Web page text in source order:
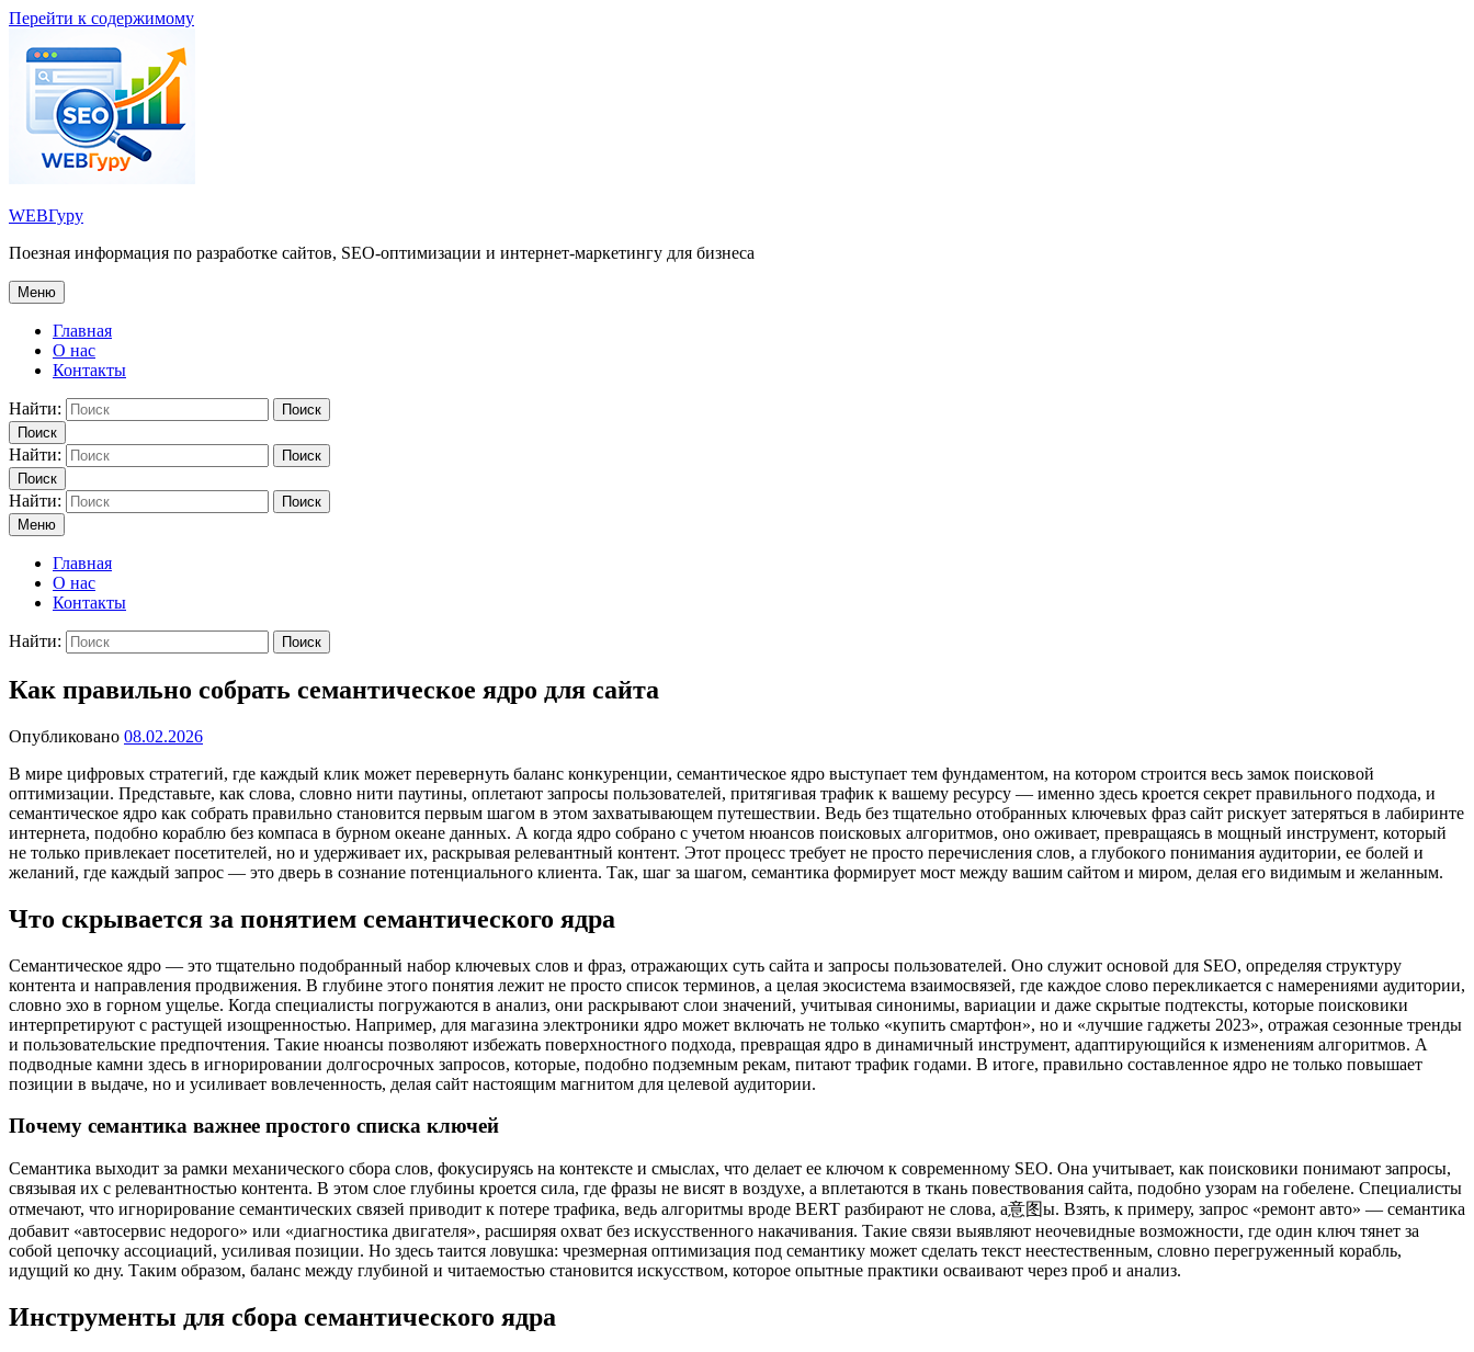
Перейти к содержимому
WEBГуру
Поезная информация по разработке сайтов, SEO-оптимизации и интернет-маркетингу для бизнеса
Меню
Главная
О нас
Контакты
Найти:
Поиск
Поиск
Найти:
Поиск
Поиск
Найти:
Поиск
Меню
Главная
О нас
Контакты
Найти: Поиск
Как правильно собрать семантическое ядро для сайта
Опубликовано 08.02.2026
В мире цифровых стратегий, где каждый клик может перевернуть баланс конкуренции, семантическое ядро выступает тем фундаментом, на котором строится весь замок поисковой
оптимизации. Представьте, как слова, словно нити паутины, оплетают запросы пользователей, притягивая трафик к вашему ресурсу — именно здесь кроется секрет правильного подхода, и
семантическое ядро как собрать правильно становится первым шагом в этом захватывающем путешествии. Ведь без тщательно отобранных ключевых фраз сайт рискует затеряться в лабиринте
интернета, подобно кораблю без компаса в бурном океане данных. А когда ядро собрано с учетом нюансов поисковых алгоритмов, оно оживает, превращаясь в мощный инструмент, который
не только привлекает посетителей, но и удерживает их, раскрывая релевантный контент. Этот процесс требует не просто перечисления слов, а глубокого понимания аудитории, ее болей и
желаний, где каждый запрос — это дверь в сознание потенциального клиента. Так, шаг за шагом, семантика формирует мост между вашим сайтом и миром, делая его видимым и желанным.
Что скрывается за понятием семантического ядра
Семантическое ядро — это тщательно подобранный набор ключевых слов и фраз, отражающих суть сайта и запросы пользователей. Оно служит основой для SEO, определяя структуру
контента и направления продвижения. В глубине этого понятия лежит не просто список терминов, а целая экосистема взаимосвязей, где каждое слово перекликается с намерениями аудитории,
словно эхо в горном ущелье. Когда специалисты погружаются в анализ, они раскрывают слои значений, учитывая синонимы, вариации и даже скрытые подтексты, которые поисковики
интерпретируют с растущей изощренностью. Например, для магазина электроники ядро может включать не только «купить смартфон», но и «лучшие гаджеты 2023», отражая сезонные тренды
и пользовательские предпочтения. Такие нюансы позволяют избежать поверхностного подхода, превращая ядро в динамичный инструмент, адаптирующийся к изменениям алгоритмов. А
подводные камни здесь в игнорировании долгосрочных запросов, которые, подобно подземным рекам, питают трафик годами. В итоге, правильно составленное ядро не только повышает
позиции в выдаче, но и усиливает вовлеченность, делая сайт настоящим магнитом для целевой аудитории.
Почему семантика важнее простого списка ключей
Семантика выходит за рамки механического сбора слов, фокусируясь на контексте и смыслах, что делает ее ключом к современному SEO. Она учитывает, как поисковики понимают запросы,
связывая их с релевантностью контента. В этом слое глубины кроется сила, где фразы не висят в воздухе, а вплетаются в ткань повествования сайта, подобно узорам на гобелене. Специалисты
отмечают, что игнорирование семантических связей приводит к потере трафика, ведь алгоритмы вроде BERT разбирают не слова, а意图ы. Взять, к примеру, запрос «ремонт авто» — семантика
добавит «автосервис недорого» или «диагностика двигателя», расширяя охват без искусственного накачивания. Такие связи выявляют неочевидные возможности, где один ключ тянет за
собой цепочку ассоциаций, усиливая позиции. Но здесь таится ловушка: чрезмерная оптимизация под семантику может сделать текст неестественным, словно перегруженный корабль,
идущий ко дну. Таким образом, баланс между глубиной и читаемостью становится искусством, которое опытные практики осваивают через проб и анализ.
Инструменты для сбора семантического ядра